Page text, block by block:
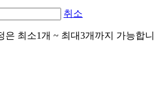
취소
은 최소1개 ~ 최대3개까지 가능합니